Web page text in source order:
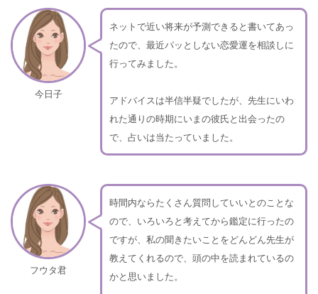
今日子
ネットで近い将来が予測できると書いてあっ
たので、最近パッとしない恋愛運を相談しに
行ってみました。
アドバイスは半信半疑でしたが、先生にいわ
れた通りの時期にいまの彼氏と出会ったの
で、占いは当たっていました。
フウタ君
時間内ならたくさん質問していいとのことな
ので、いろいろと考えてから鑑定に行ったの
ですが、私の聞きたいことをどんどん先生が
教えてくれるので、頭の中を読まれているの
かと思いました。